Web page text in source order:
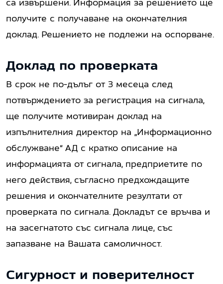
са извършени. Информация за решението ще
получите с получаване на окончателния
доклад. Решението не подлежи на оспорване.
Доклад по проверката
В срок не по-дълъг от 3 месеца след
потвърждението за регистрация на сигнала,
ще получите мотивиран доклад на
изпълнителния директор на „Информационно
обслужване“ АД с кратко описание на
информацията от сигнала, предприетите по
него действия, съгласно предхождащите
решения и окончателните резултати от
проверката по сигнала. Докладът се връчва и
на засегнатото със сигнала лице, със
запазване на Вашата самоличност.
Сигурност и поверителност